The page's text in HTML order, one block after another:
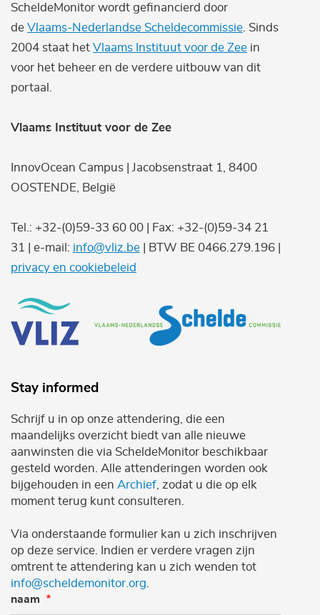
ScheldeMonitor wordt gefinancierd door
de Vlaams-Nederlandse Scheldecommissie . Sinds
2004 staat het Vlaams Instituut voor de Zee in
voor het beheer en de verdere uitbouw van dit
portaal.
Vlaams Instituut voor de Zee
InnovOcean Campus | Jacobsenstraat 1, 8400
OOSTENDE, België
Tel.: +32-(0)59-33 60 00 | Fax: +32-(0)59-34 21
31 | e-mail: info@vliz.be | BTW BE 0466.279.196 |
privacy en cookiebeleid
Stay informed
Schrijf u in op onze attendering, die een
maandelijks overzicht biedt van alle nieuwe
aanwinsten die via ScheldeMonitor beschikbaar
gesteld worden. Alle attenderingen worden ook
bijgehouden in een Archief , zodat u die op elk
moment terug kunt consulteren.
Via onderstaande formulier kan u zich inschrijven
op deze service. Indien er verdere vragen zijn
omtrent te attendering kan u zich wenden tot
info@scheldemonitor.org
naam